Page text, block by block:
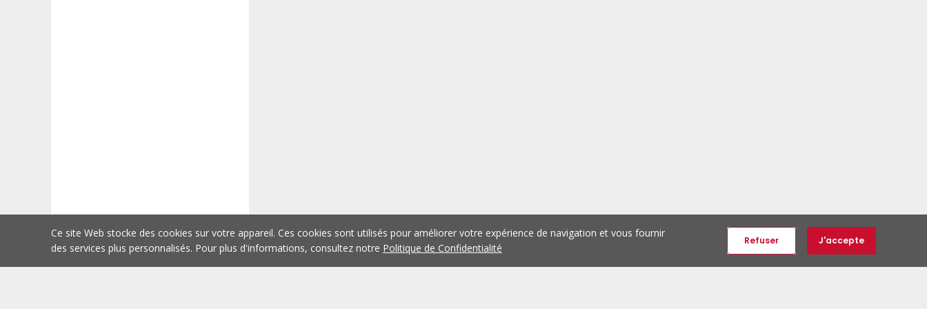
Ce site Web stocke des cookies sur votre appareil. Ces cookies sont utilisés pour améliorer votre expérience de navigation et vous fournir
des services plus personnalisés. Pour plus d'informations, consultez notre Politique de Confidentialité
Refuser J'accepte